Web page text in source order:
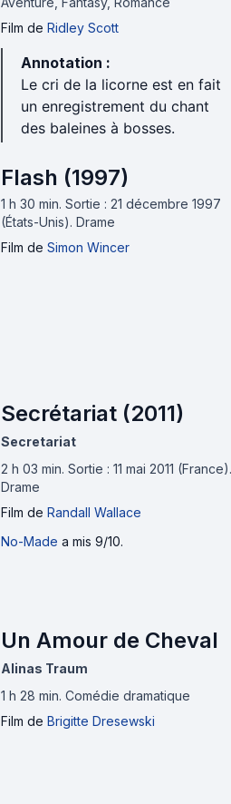
Film de Ridley Scott
Annotation :
Le cri de la licorne est en fait
un enregistrement du chant
des baleines à bosses.
Flash (1997)
1 h 30 min. Sortie : 21 décembre 1997
(États-Unis). Drame
Film de Simon Wincer
Secrétariat (2011)
Secretariat
2 h 03 min. Sortie : 11 mai 2011 (France).
Drame
Film de Randall Wallace
No-Made a mis 9/10.
Un Amour de Cheval
Alinas Traum
1 h 28 min. Comédie dramatique
Film de Brigitte Dresewski